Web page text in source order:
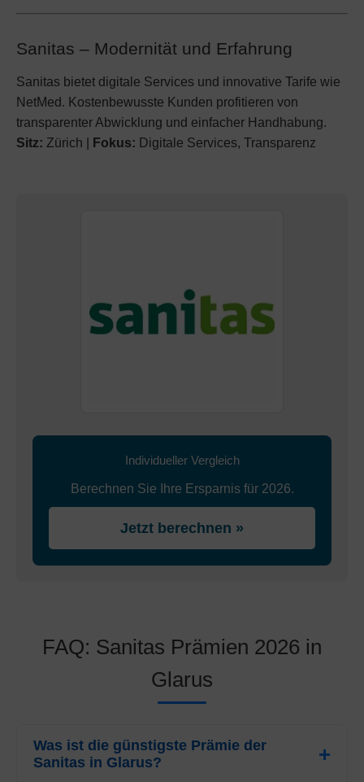
Sanitas – Modernität und Erfahrung
Sanitas bietet digitale Services und innovative Tarife wie
NetMed. Kostenbewusste Kunden profitieren von
transparenter Abwicklung und einfacher Handhabung.
Sitz: Zürich | Fokus: Digitale Services, Transparenz
Individueller Vergleich
Berechnen Sie Ihre Ersparnis für 2026.
Jetzt berechnen »
FAQ: Sanitas Prämien 2026 in
Glarus
Was ist die günstigste Prämie der
Sanitas in Glarus?